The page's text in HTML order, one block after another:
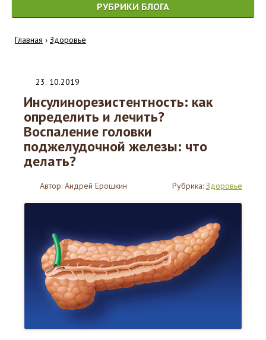
РУБРИКИ БЛОГА
Главная › Здоровье
23. 10.2019
Инсулинорезистентность: как
определить и лечить?
Воспаление головки
поджелудочной железы: что
делать?
Автор: Андрей Ерошкин Рубрика: Здоровье